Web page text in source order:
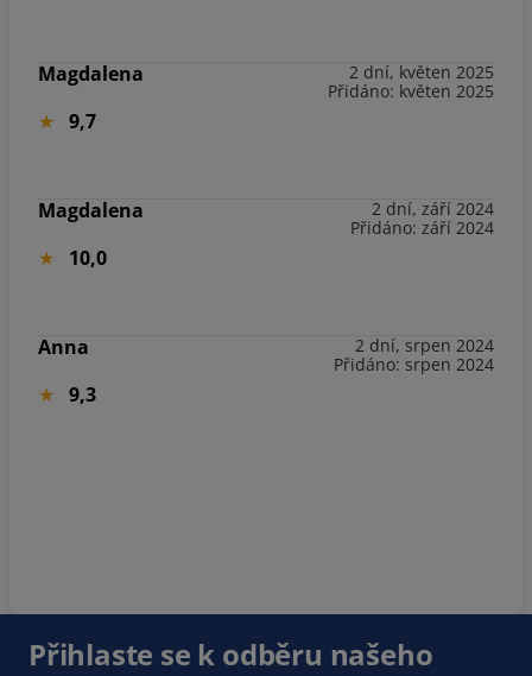
Magdalena
2 dní, květen 2025
Přidáno: květen 2025
9,7
Magdalena
2 dní, září 2024
Přidáno: září 2024
10,0
Anna
2 dní, srpen 2024
Přidáno: srpen 2024
9,3
Přihlaste se k odběru našeho